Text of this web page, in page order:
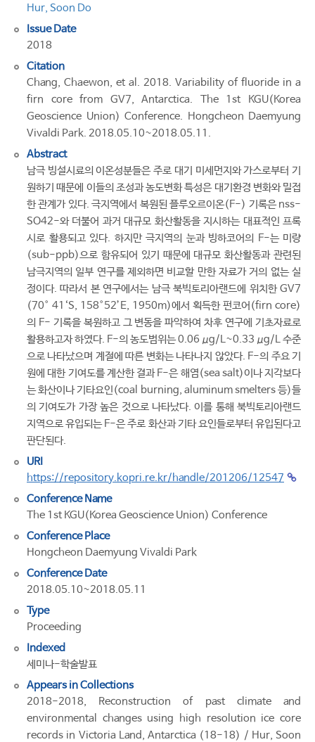
Hur, Soon Do
Issue Date
2018
Citation
Chang, Chaewon, et al. 2018. Variability of fluoride in a
firn core from GV7, Antarctica. The 1st KGU(Korea
Geoscience Union) Conference. Hongcheon Daemyung
Vivaldi Park. 2018.05.10~2018.05.11.
Abstract
남극 빙설시료의 이온성분들은 주로 대기 미세먼지와 가스로부터 기
원하기 때문에 이들의 조성과 농도변화 특성은 대기환경 변화와 밀접
한 관계가 있다. 극지역에서 복원된 플루오르이온(F-) 기록은 nss-
SO42-와 더불어 과거 대규모 화산활동을 지시하는 대표적인 프록
시로 활용되고 있다. 하지만 극지역의 눈과 빙하코어의 F-는 미량
(sub-ppb)으로 함유되어 있기 때문에 대규모 화산활동과 관련된
남극지역의 일부 연구를 제외하면 비교할 만한 자료가 거의 없는 실
정이다. 따라서 본 연구에서는 남극 북빅토리아랜드에 위치한 GV7
(70° 41‘S, 158°52’E, 1950m)에서 획득한 펀코어(firn core)
의 F- 기록을 복원하고 그 변동을 파악하여 차후 연구에 기초자료로
활용하고자 하였다. F-의 농도범위는 0.06 μg/L~0.33 μg/L 수준
으로 나타났으며 계절에 따른 변화는 나타나지 않았다. F-의 주요 기
원에 대한 기여도를 계산한 결과 F-은 해염(sea salt)이나 지각보다
는 화산이나 기타요인(coal burning, aluminum smelters 등)들
의 기여도가 가장 높은 것으로 나타났다. 이를 통해 북빅토리아랜드
지역으로 유입되는 F-은 주로 화산과 기타 요인들로부터 유입된다고
판단된다.
URI
https://repository.kopri.re.kr/handle/201206/12547
Conference Name
The 1st KGU(Korea Geoscience Union) Conference
Conference Place
Hongcheon Daemyung Vivaldi Park
Conference Date
2018.05.10~2018.05.11
Type
Proceeding
Indexed
세미나-학술발표
Appears in Collections
2018-2018, Reconstruction of past climate and
environmental changes using high resolution ice core
records in Victoria Land, Antarctica (18-18) / Hur, Soon